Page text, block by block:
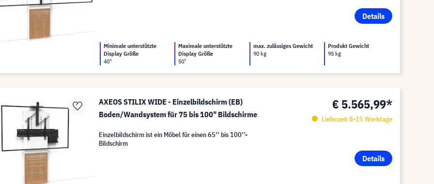
Details
Minimale unterstützte
Display Größe
40"
Maximale unterstützte
Display Größe
50"
max. zulässiges Gewicht
90 kg
Produkt Gewicht
95 kg
AXEOS STILIX WIDE - Einzelbildschirm (EB)
Boden/Wandsystem für 75 bis 100" Bildschirme
€ 5.565,99*
Lieferzeit 8-15 Werktage
Details
Einzelbildschirm ist ein Möbel für einen 65’’ bis 100’’-
Bildschirm